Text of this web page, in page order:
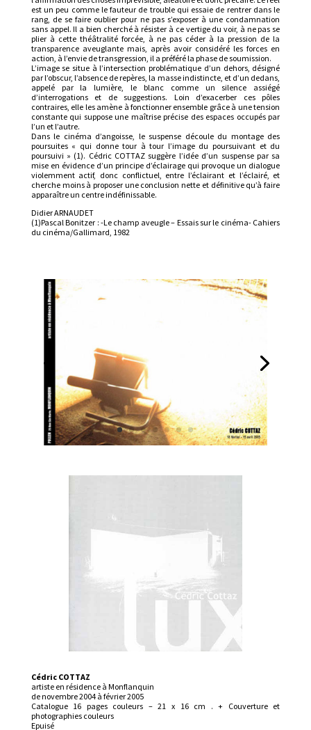
est un peu comme le fauteur de trouble qui essaie de rentrer dans le
rang, de se faire oublier pour ne pas s’exposer à une condamnation
sans appel. Il a bien cherché à résister à ce vertige du voir, à ne pas se
plier à cette théâtralité forcée, à ne pas céder à la pression de la
transparence aveuglante mais, après avoir considéré les forces en
action, à l’envie de transgression, il a préféré la phase de soumission.
L’image se situe à l’intersection problématique d’un dehors, désigné
par l’obscur, l’absence de repères, la masse indistincte, et d’un dedans,
appelé par la lumière, le blanc comme un silence assiégé
d’interrogations et de suggestions. Loin d’exacerber ces pôles
contraires, elle les amène à fonctionner ensemble grâce à une tension
constante qui suppose une maîtrise précise des espaces occupés par
l’un et l’autre.
Dans le cinéma d’angoisse, le suspense découle du montage des
poursuites « qui donne tour à tour l’image du poursuivant et du
poursuivi » (1). Cédric COTTAZ suggère l’idée d’un suspense par sa
mise en évidence d’un principe d’éclairage qui provoque un dialogue
violemment actif, donc conflictuel, entre l’éclairant et l’éclairé, et
cherche moins à proposer une conclusion nette et définitive qu’à faire
apparaître un centre indéfinissable.
Didier ARNAUDET
(1)Pascal Bonitzer : -Le champ aveugle – Essais sur le cinéma- Cahiers
du cinéma/Gallimard, 1982
Cédric COTTAZ
artiste en résidence à Monflanquin
de novembre 2004 à février 2005
Catalogue 16 pages couleurs – 21 x 16 cm . + Couverture et
photographies couleurs
Epuisé